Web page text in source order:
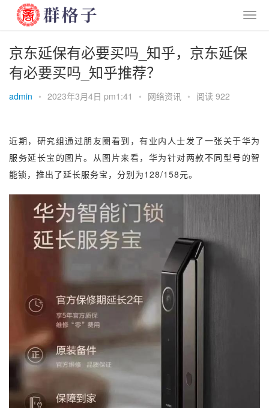
京东延保有必要买吗_知乎，京东延保
有必要买吗_知乎推荐？
admin • 2023年3月4日 pm1:41 • 网络资讯 • 阅读 922
近期，研究组通过朋友圈看到，有业内人士发了一张关于华为
服务延长宝的图片。从图片来看，华为针对两款不同型号的智
能锁，推出了延长服务宝，分别为128/158元。